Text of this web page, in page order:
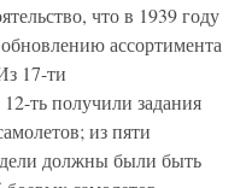
что в 1939 году
ассортимента
17-ти
ть получили задания
из пяти
должны были быть